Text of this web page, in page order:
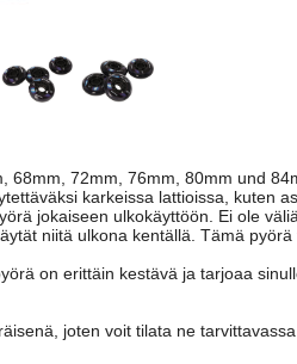
68mm, 72mm, 76mm, 80mm und
karkeissa lattioissa, kuten
jokaiseen ulkokäyttöön. Ei ole
niitä ulkona kentällä. Tämä
on erittäin kestävä ja tarjoaa
joten voit tilata ne